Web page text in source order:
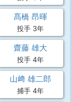
髙橋 昂暉
投手 3年
齋藤 雄大
投手 4年
山﨑 雄二郎
捕手 4年